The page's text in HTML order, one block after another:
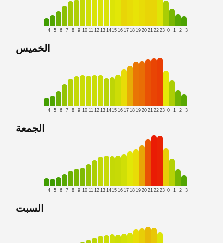
4 5 6 7 8 9 10 11 12 13 14 15 16 17 18 19 20 21 22 23 0 1 2 3
الخميس
4 5 6 7 8 9 10 11 12 13 14 15 16 17 18 19 20 21 22 23 0 1 2 3
الجمعة
4 5 6 7 8 9 10 11 12 13 14 15 16 17 18 19 20 21 22 23 0 1 2 3
السبت